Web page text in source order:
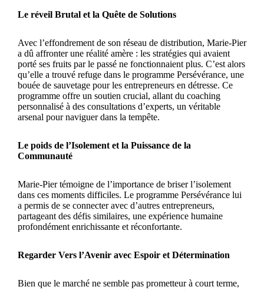
Le réveil Brutal et la Quête de Solutions
Avec l’effondrement de son réseau de distribution, Marie-Pier
a dû affronter une réalité amère : les stratégies qui avaient
porté ses fruits par le passé ne fonctionnaient plus. C’est alors
qu’elle a trouvé refuge dans le programme Persévérance, une
bouée de sauvetage pour les entrepreneurs en détresse. Ce
programme offre un soutien crucial, allant du coaching
personnalisé à des consultations d’experts, un véritable
arsenal pour naviguer dans la tempête.
Le poids de l’Isolement et la Puissance de la
Communauté
Marie-Pier témoigne de l’importance de briser l’isolement
dans ces moments difficiles. Le programme Persévérance lui
a permis de se connecter avec d’autres entrepreneurs,
partageant des défis similaires, une expérience humaine
profondément enrichissante et réconfortante.
Regarder Vers l’Avenir avec Espoir et Détermination
Bien que le marché ne semble pas prometteur à court terme,